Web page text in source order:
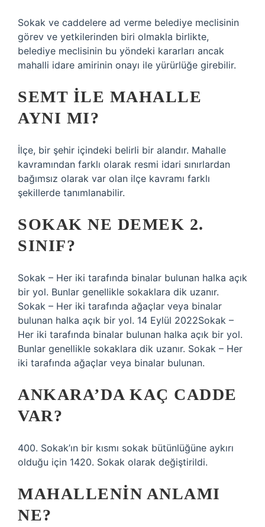
Sokak ve caddelere ad verme belediye meclisinin
görev ve yetkilerinden biri olmakla birlikte,
belediye meclisinin bu yöndeki kararları ancak
mahalli idare amirinin onayı ile yürürlüğe girebilir.
SEMT ILE MAHALLE
AYNI MI?
İlçe, bir şehir içindeki belirli bir alandır. Mahalle
kavramından farklı olarak resmi idari sınırlardan
bağımsız olarak var olan ilçe kavramı farklı
şekillerde tanımlanabilir.
SOKAK NE DEMEK 2.
SINIF?
Sokak – Her iki tarafında binalar bulunan halka açık
bir yol. Bunlar genellikle sokaklara dik uzanır.
Sokak – Her iki tarafında ağaçlar veya binalar
bulunan halka açık bir yol. 14 Eylül 2022Sokak –
Her iki tarafında binalar bulunan halka açık bir yol.
Bunlar genellikle sokaklara dik uzanır. Sokak – Her
iki tarafında ağaçlar veya binalar bulunan.
ANKARA’DA KAÇ CADDE
VAR?
400. Sokak’ın bir kısmı sokak bütünlüğüne aykırı
olduğu için 1420. Sokak olarak değiştirildi.
MAHALLENIN ANLAMI
NE?